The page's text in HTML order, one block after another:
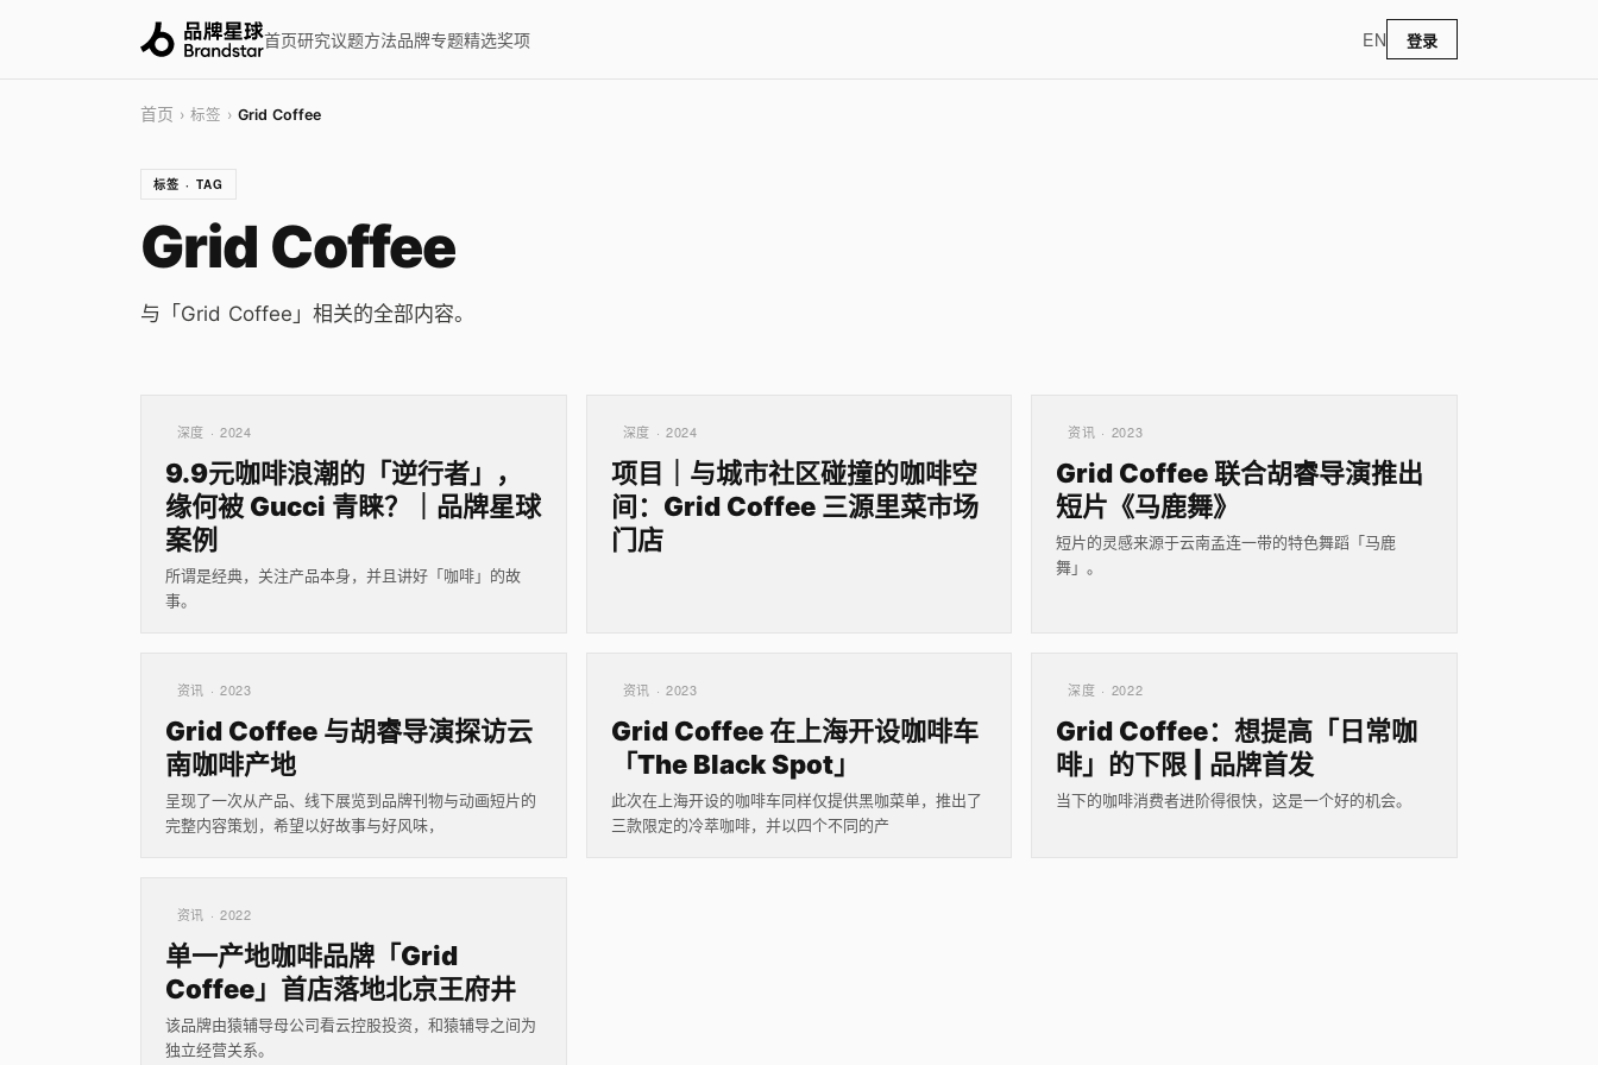
首页研究议题方法品牌专题精选奖项 EN 登录
首页 › 标签 › Grid Coffee
标签 · TAG
Grid Coffee
与「Grid Coffee」相关的全部内容。
深度 · 2024
9.9元咖啡浪潮的「逆行者」，
缘何被 Gucci 青睐？｜品牌星球
案例
所谓是经典，关注产品本身，并且讲好「咖啡」的故
事。
深度 · 2024
项目｜与城市社区碰撞的咖啡空
间：Grid Coffee 三源里菜市场
门店
资讯 · 2023
Grid Coffee 联合胡睿导演推出
短片《马鹿舞》
短片的灵感来源于云南孟连一带的特色舞蹈「马鹿
舞」。
资讯 · 2023
Grid Coffee 与胡睿导演探访云
南咖啡产地
呈现了一次从产品、线下展览到品牌刊物与动画短片的
完整内容策划，希望以好故事与好风味，
资讯 · 2023
Grid Coffee 在上海开设咖啡车
「The Black Spot」
此次在上海开设的咖啡车同样仅提供黑咖菜单，推出了
三款限定的冷萃咖啡，并以四个不同的产
深度 · 2022
Grid Coffee：想提高「日常咖
啡」的下限 | 品牌首发
当下的咖啡消费者进阶得很快，这是一个好的机会。
资讯 · 2022
单一产地咖啡品牌「Grid
Coffee」首店落地北京王府井
该品牌由猿辅导母公司看云控股投资，和猿辅导之间为
独立经营关系。